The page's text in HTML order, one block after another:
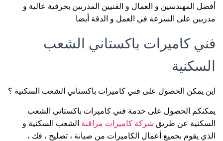
أفضل المهندسين و العمال و الفنيين المدربين بحرفية عالية و
مدربين على السرعة في العمل و الدقة أيضا .
فني كاميرات باكستاني الشعب
السكنية
اين يمكن الحصول على فني كاميرات باكستاني الشعب السكنية ؟
يمكنكم الحصول على خدمة فني كاميرات باكستاني الشعب
السكنية عن طريق شركة كاميرات مراقبة الشعب السكنية و
الذي يقوم بجميع أعمال الكاميرات من صيانة ، تصليح ، فك ،